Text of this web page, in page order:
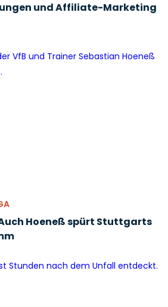
und Affiliate-Marketing
Hoeneß spürt Stuttgarts